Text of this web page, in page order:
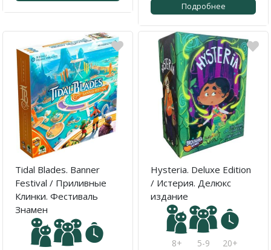
Подробнее
Tidal Blades. Banner
Festival / Приливные
Клинки. Фестиваль
Знамен
Hysteria. Deluxe Edition
/ Истерия. Делюкс
издание
8+ 5-9 20+